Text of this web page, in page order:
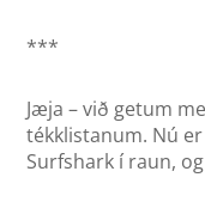
***
Jæja – við getum
tékklistanum. Nú
Surfshark í raun,